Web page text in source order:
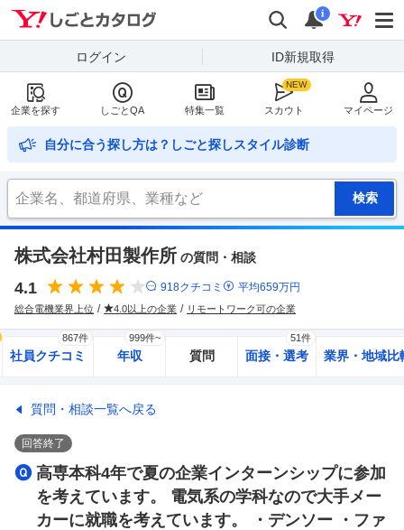
検索
通知
i
ログイン ID新規取得
企業を探す しごとQA 特集一覧 スカウト マイページ
自分に合う探し方は？しごと探しスタイル診断
株式会社村田製作所 の質問・相談
4.1 918クチコミ 平均659万円
総合電機業界上位 4.0以上の企業 リモートワーク可の企業
社員クチコミ
867件
年収
999件~
質問 面接・選考
51件
業界・地域比
質問・相談一覧へ戻る
回答終了
高専本科4年で夏の企業インターンシップに参加
を考えています。 電気系の学科なので大手メー
カーに就職を考えています。 ・デンソー ・ファ